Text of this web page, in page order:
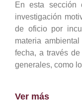
En esta sección
investigación
de oficio por
materia
fecha, a través
generales, como
Ver más